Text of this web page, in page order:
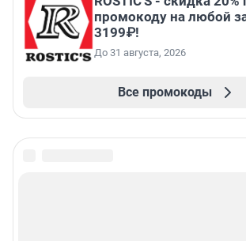
промокоду на любой
3199₽!
До 31 августа, 2026
Все промокоды